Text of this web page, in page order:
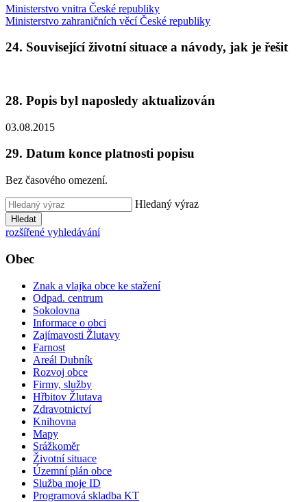
Ministerstvo vnitra České republiky
Ministerstvo zahraničních věcí České republiky
24. Související životní situace a návody, jak je řešit
28. Popis byl naposledy aktualizován
03.08.2015
29. Datum konce platnosti popisu
Bez časového omezení.
Hledaný výraz
Hledat
rozšířené vyhledávání
Obec
Znak a vlajka obce ke stažení
Odpad. centrum
Sokolovna
Informace o obci
Zajímavosti Žlutavy
Farnost
Areál Dubník
Rozvoj obce
Firmy, služby
Hřbitov Žlutava
Zdravotnictví
Knihovna
Mapy
Srážkoměr
Životní situace
Územní plán obce
Služba moje ID
Programová skladba KT